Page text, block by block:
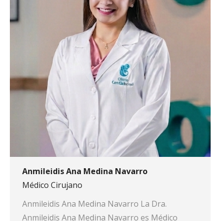
Anmileidis Ana Medina Navarro
Médico Cirujano
Anmileidis Ana Medina Navarro La Dra.
Anmileidis Ana Medina Navarro es Médico